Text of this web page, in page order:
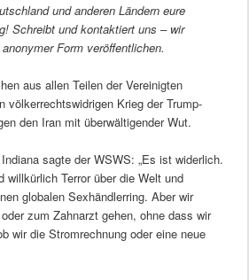
und anderen Ländern eure
Schreibt und kontaktiert uns – wir
Form veröffentlichen.
aus allen Teilen der Vereinigten
völkerrechtswidrigen Krieg der Trump-
den Iran mit überwältigender Wut.
sagte der WSWS: „Es ist widerlich.
willkürlich Terror über die Welt und
globalen Sexhändlerring. Aber wir
zum Zahnarzt gehen, ohne dass wir
wir die Stromrechnung oder eine neue